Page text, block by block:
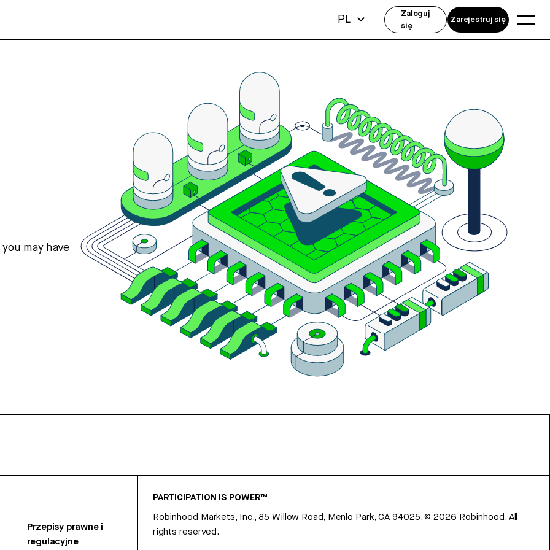
may have
Przepisy prawne i
regulacyjne
PARTICIPATION IS POWER™
Robinhood Markets, Inc., 85 Willow Road, Menlo Park, CA 94025.©2026 Robinhood. All
rights reserved.
PL
Zaloguj
się
Zarejestruj się